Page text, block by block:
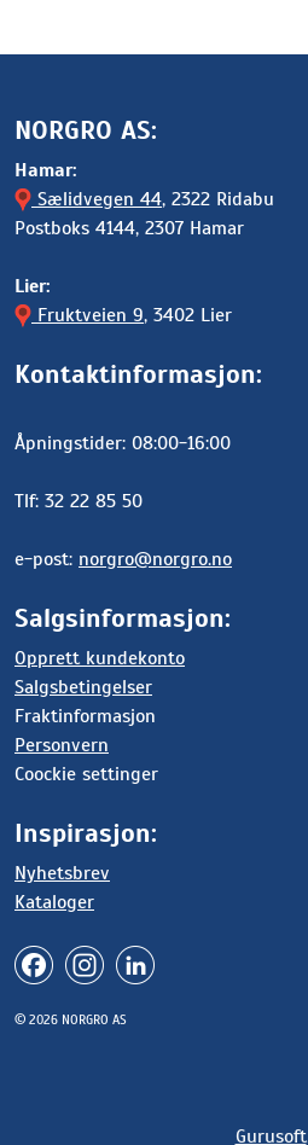
NORGRO AS:
Hamar:
Sælidvegen 44, 2322 Ridabu
Postboks 4144, 2307 Hamar
Lier:
Fruktveien 9, 3402 Lier
Kontaktinformasjon:
Åpningstider: 08:00-16:00
Tlf: 32 22 85 50
e-post: norgro@norgro.no
Salgsinformasjon:
Opprett kundekonto
Salgsbetingelser
Fraktinformasjon
Personvern
Coockie settinger
Inspirasjon:
Nyhetsbrev
Kataloger
© 2026 NORGRO AS
Gurusoft